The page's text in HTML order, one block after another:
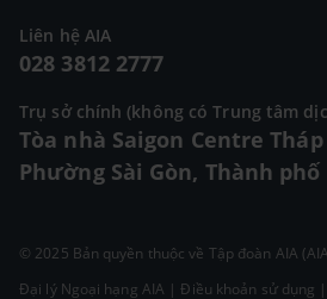
Liên hệ AIA
028 3812 2777
Trụ sở chính (không có Trung tâm
Tòa nhà Saigon Centre Tháp
Phường Sài Gòn, Thành
© 2025 Bản quyền thuộc về Tập đoàn AIA
Đại lý Ngoại hạng AIA |Điều khoản sử dụng |